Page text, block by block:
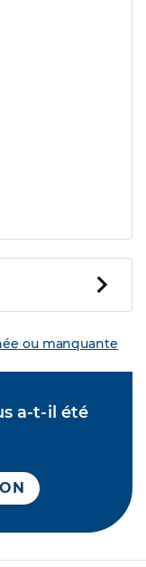
ou manquante
a-t-il été